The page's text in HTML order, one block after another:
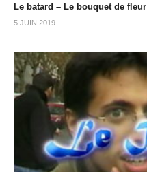
Le batard – Le bouquet de fleur
5 JUIN 2019